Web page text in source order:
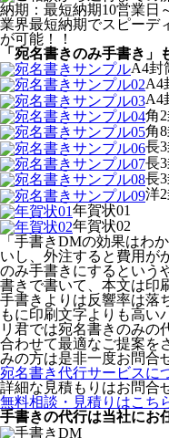
納期：最短納期10営業日
業界最短納期でスピーデ
が可能！！
「宛名書きのみ手書き」
A4封
A4
A4
角
角
長
長
長
洋2
年賀状01
年賀状02
「手書きDMの効果はわ
いし、外注すると費用が
のみ手書きにするという
書きで書いて、本文は印
手書きよりは反響率は落
もに印刷文字よりも高い
リ君では宛名書きのみの
合わせて最適なご提案を
みの方は是非一度お問合
宛名書き代行サービスに
詳細な見積もりはお問合
無料相談・見積りはこち
手書きの代行は当社にお